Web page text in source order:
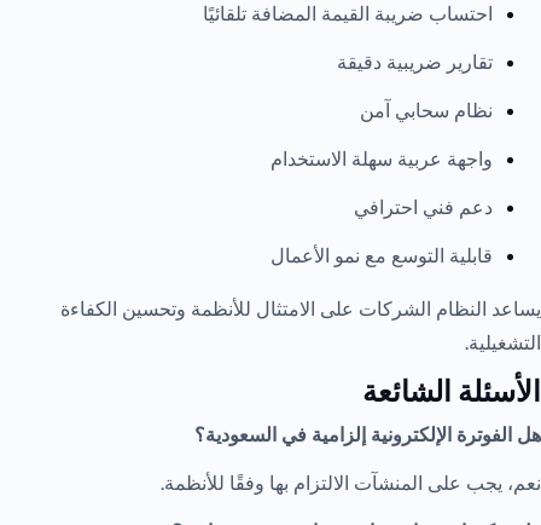
احتساب ضريبة القيمة المضافة تلقائيًا
تقارير ضريبية دقيقة
نظام سحابي آمن
واجهة عربية سهلة الاستخدام
دعم فني احترافي
قابلية التوسع مع نمو الأعمال
يساعد النظام الشركات على الامتثال للأنظمة وتحسين الكفاءة
التشغيلية.
الأسئلة الشائعة
هل الفوترة الإلكترونية إلزامية في السعودية؟
نعم، يجب على المنشآت الالتزام بها وفقًا للأنظمة.